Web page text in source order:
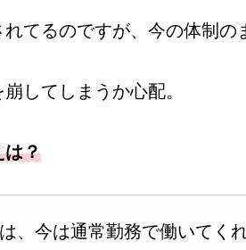
てるのですが、今の体制の
してしまうか心配。
は？
、今は通常勤務で働いてく